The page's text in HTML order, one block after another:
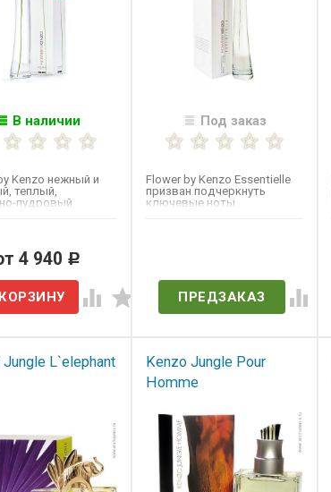
В наличии
Kenzo нежный и
теплый,
пудровый
4 940 Р
Под заказ
Flower by Kenzo Essentielle
призван подчеркнуть
ключевые ноты
ПРЕДЗАКАЗ
L`elephant
Kenzo Jungle Pour
Homme